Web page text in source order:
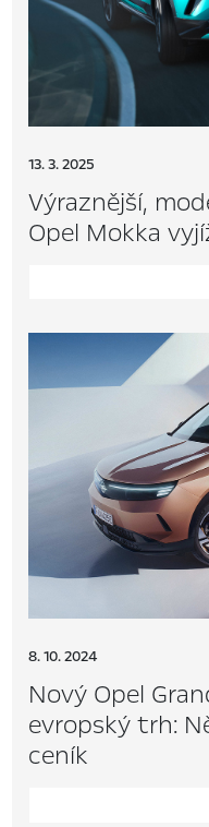
13. 3. 2025
Výraznější,
Opel Mokka
8. 10. 2024
Nový Opel
evropský trh:
ceník